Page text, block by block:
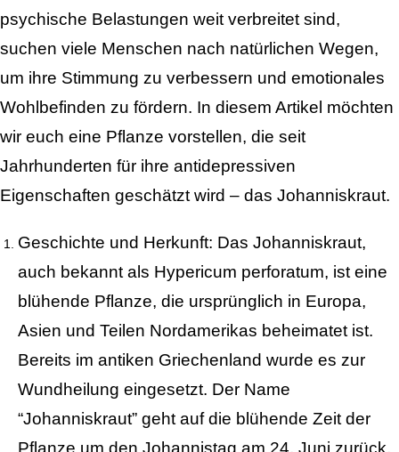
psychische Belastungen weit verbreitet sind,
suchen viele Menschen nach natürlichen Wegen,
um ihre Stimmung zu verbessern und emotionales
Wohlbefinden zu fördern. In diesem Artikel möchten
wir euch eine Pflanze vorstellen, die seit
Jahrhunderten für ihre antidepressiven
Eigenschaften geschätzt wird – das Johanniskraut.
Geschichte und Herkunft: Das Johanniskraut,
auch bekannt als Hypericum perforatum, ist eine
blühende Pflanze, die ursprünglich in Europa,
Asien und Teilen Nordamerikas beheimatet ist.
Bereits im antiken Griechenland wurde es zur
Wundheilung eingesetzt. Der Name
“Johanniskraut” geht auf die blühende Zeit der
Pflanze um den Johannistag am 24. Juni zurück.